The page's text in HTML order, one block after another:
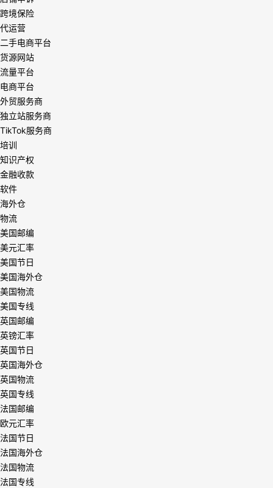
跨境保险
代运营
二手电商平台
货源网站
流量平台
电商平台
外贸服务商
独立站服务商
TikTok服务商
培训
知识产权
金融收款
软件
海外仓
物流
美国邮编
美元汇率
美国节日
美国海外仓
美国物流
美国专线
英国邮编
英镑汇率
英国节日
英国海外仓
英国物流
英国专线
法国邮编
欧元汇率
法国节日
法国海外仓
法国物流
法国专线